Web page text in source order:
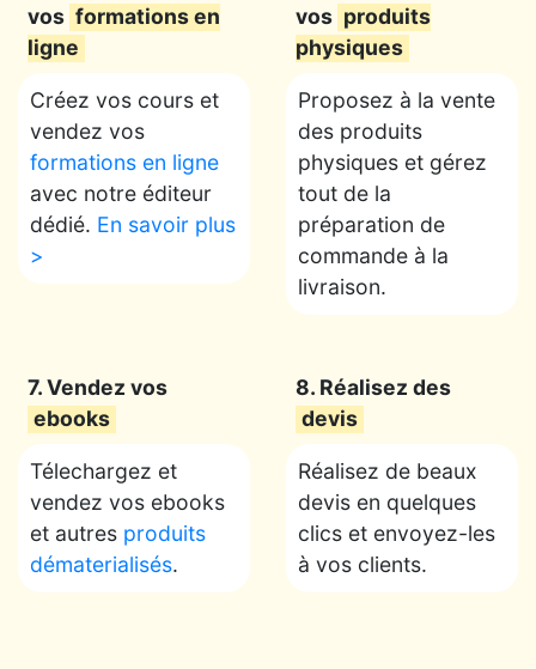
vos formations en
ligne
Créez vos cours et
vendez vos
formations en ligne
avec notre éditeur
dédié. En savoir plus
>
vos produits
physiques
Proposez à la vente
des produits
physiques et gérez
tout de la
préparation de
commande à la
livraison.
7. Vendez vos
ebooks
Télechargez et
vendez vos ebooks
et autres produits
dématerialisés.
8. Réalisez des
devis
Réalisez de beaux
devis en quelques
clics et envoyez-les
à vos clients.